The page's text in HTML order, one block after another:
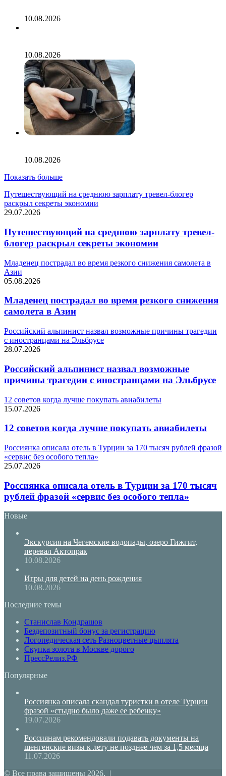
10.08.2026
10.08.2026
10.08.2026
Показать больше
Путешествующий на среднюю зарплату тревел-блогер
раскрыл секреты экономии
29.07.2026
Путешествующий на среднюю зарплату тревел-
блогер раскрыл секреты экономии
Младенец пострадал во время резкого снижения самолета в
Азии
05.08.2026
Младенец пострадал во время резкого снижения
самолета в Азии
Российский альпинист назвал возможные причины трагедии
с иностранцами на Эльбрусе
28.07.2026
Российский альпинист назвал возможные
причины трагедии с иностранцами на Эльбрусе
12 советов когда лучше покупать авиабилеты
15.07.2026
12 советов когда лучше покупать авиабилеты
Россиянка описала отель в Турции за 170 тысяч рублей фразой
«сервис без особого тепла»
25.07.2026
Россиянка описала отель в Турции за 170 тысяч
рублей фразой «сервис без особого тепла»
Новые
Экскурсия на Чегемские водопады, озеро Гижгит,
перевал Актопрак
10.08.2026
Игры для детей на день рождения
10.08.2026
Последние темы
Станислав Кондрашов
Бездепозитный бонус за регистрацию
Логопедическая сеть Разноцветные цыплята
Скупка золота в Москве дорого
ПрессРелиз.РФ
Популярные
Россиянка описала скандал туристки в отеле Турции
фразой «стыдно было даже ее ребенку»
19.07.2026
Россиянам рекомендовали подавать документы на
шенгенские визы к лету не позднее чем за 1,5 месяца
11.07.2026
© Все права защищены 2026, |